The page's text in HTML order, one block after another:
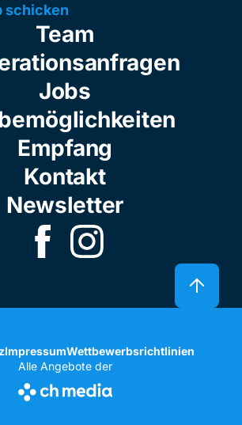
schicken
Team
Jobs
Empfang
Kontakt
Newsletter
ImpressumWettbewerbsrichtlinien
Alle Angebote der